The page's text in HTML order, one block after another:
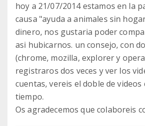
hoy a 21/07/2014 estamos en la
causa "ayuda a animales sin
dinero, nos gustaria poder
asi hubicarnos. un consejo, con
(chrome, mozilla, explorer y
registraros dos veces y ver los
cuentas, vereis el doble de videos
tiempo.
Os agradecemos que colaboreis